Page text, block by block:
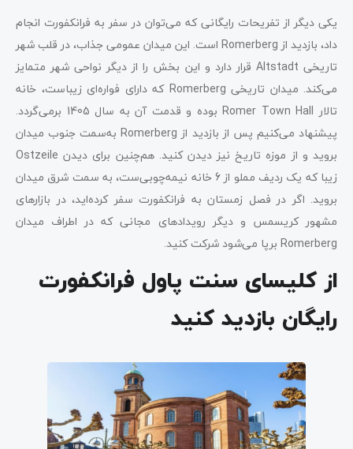
یکی دیگر از تفریحات رایگانی که می‌توان در سفر به فرانکفورت انجام
داد، بازدید از Romerberg است. این میدان عمومی جذاب، در قلب شهر
تاریخی Altstadt قرار دارد و این بخش را از دیگر نواحی شهر متمایز
می‌کند. میدان تاریخی Romerberg که دارای فواره‌ای زیباست، خانه
تالار Romer Town Hall بوده و قدمت آن به سال 1405 برمی‌گردد.
پیشنهاد می‌کنیم پس از بازدید از Romerberg به‌سمت جنوب میدان
بروید و از موزه تاریخ نیز دیدن کنید. هم‌چنین برای دیدن Ostzeile
زیبا که یک ردیف مملو از 6 خانه نیمه‌چوبی‌ست، به سمت شرق میدان
بروید. اگر در فصل زمستان به فرانکفورت سفر کرده‌اید، در بازارهای
مشهور کریسمس و دیگر رویدادهای مجانی که در اطراف میدان
Romerberg برپا می‌شود شرکت کنید.
از کلیسای سنت پاول فرانکفورت
رایگان بازدید کنید